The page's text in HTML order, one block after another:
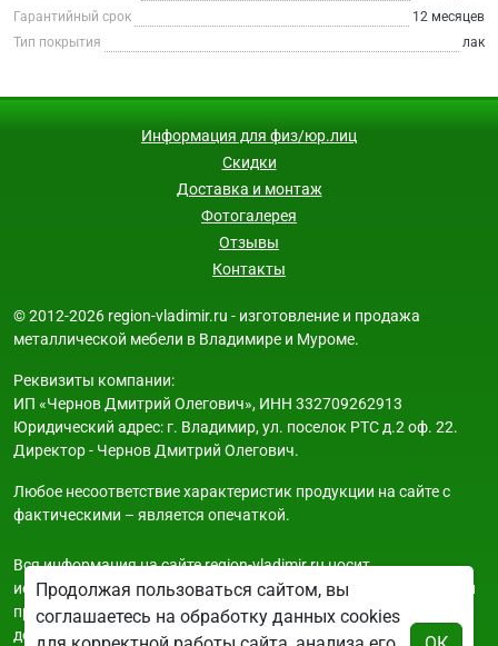
Гарантийный срок
12 месяцев
Тип покрытия
лак
Информация для физ/юр.лиц
Скидки
Доставка и монтаж
Фотогалерея
Отзывы
Контакты
© 2012-2026 region-vladimir.ru - изготовление и продажа
металлической мебели в Владимире и Муроме.
Реквизиты компании:
ИП «Чернов Дмитрий Олегович», ИНН 332709262913
Юридический адрес: г. Владимир, ул. поселок РТС д.2 оф. 22.
Директор - Чернов Дмитрий Олегович.
Любое несоответствие характеристик продукции на сайте с
фактическими – является опечаткой.
Вся информация на сайте region-vladimir.ru носит
исключительно ознакомительный и справочный характер и ни
при каких условиях не является публичной офертой. Всю
дополнительную информацию можно узнать по телефонам
Продолжая пользоваться сайтом, вы
соглашаетесь на обработку данных cookies